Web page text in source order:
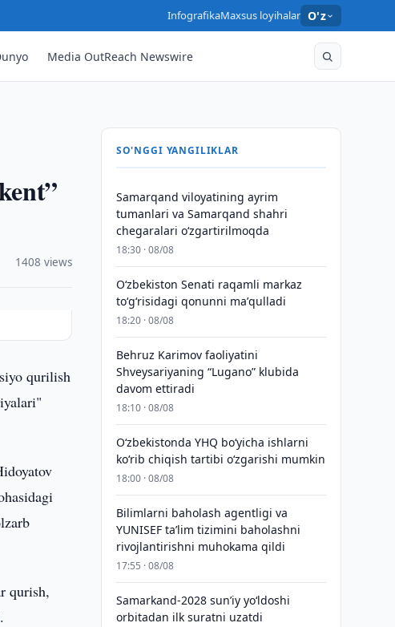
InfografikaMaxsus loyihalar O'z
Media OutReach Newswire
1408 views
qurilish
qurish,
SO'NGGI YANGILIKLAR
Samarqand viloyatining ayrim
tumanlari va Samarqand shahri
chegaralari oʻzgartirilmoqda
18:30 · 08/08
Oʻzbekiston Senati raqamli markaz
toʻgʻrisidagi qonunni maʼqulladi
18:20 · 08/08
Behruz Karimov faoliyatini
Shveysariyaning “Lugano” klubida
davom ettiradi
18:10 · 08/08
O‘zbekistonda YHQ bo‘yicha ishlarni
ko‘rib chiqish tartibi o‘zgarishi mumkin
18:00 · 08/08
Bilimlarni baholash agentligi va
YUNISEF taʼlim tizimini baholashni
rivojlantirishni muhokama qildi
17:55 · 08/08
Samarkand-2028 sunʼiy yo‘ldoshi
orbitadan ilk suratni uzatdi